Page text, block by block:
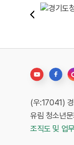
(우:17041)
유림 청소년
조직도 및 업